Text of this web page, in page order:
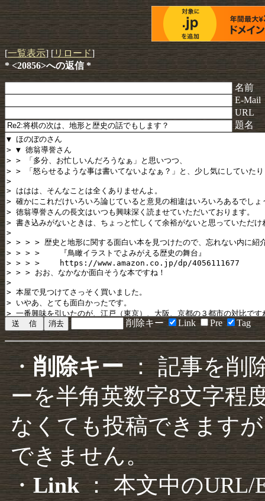
[一覧表示] [リロード]
* <20856>への返信 *
名前
E-Mail
URL
題名
削除キー Link Pre Tag
・削除キー： 記事を削
ーを半角英数字8文字程
なくても投稿できます
できません。
・Link： 本文中のURL/